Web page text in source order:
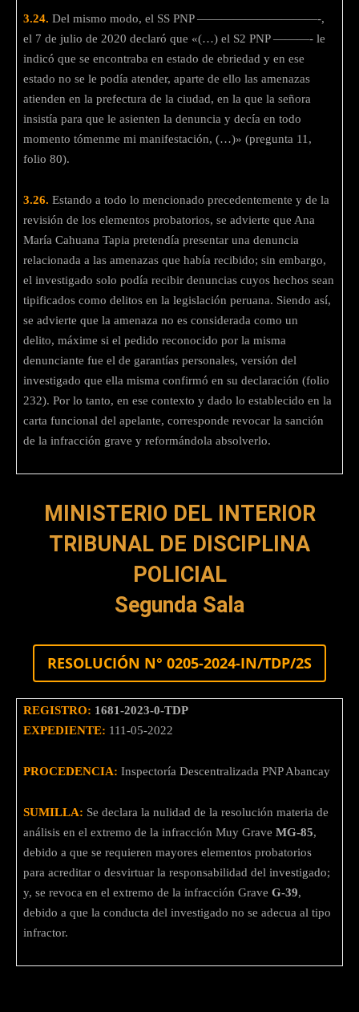
3.24. Del mismo modo, el SS PNP ——————————-,
el 7 de julio de 2020 declaró que «(…) el S2 PNP ———- le
indicó que se encontraba en estado de ebriedad y en ese
estado no se le podía atender, aparte de ello las amenazas
atienden en la prefectura de la ciudad, en la que la señora
insistía para que le asienten la denuncia y decía en todo
momento tómenme mi manifestación, (…)» (pregunta 11,
folio 80).
3.26. Estando a todo lo mencionado precedentemente y de la
revisión de los elementos probatorios, se advierte que Ana
María Cahuana Tapia pretendía presentar una denuncia
relacionada a las amenazas que había recibido; sin embargo,
el investigado solo podía recibir denuncias cuyos hechos sean
tipificados como delitos en la legislación peruana. Siendo así,
se advierte que la amenaza no es considerada como un
delito, máxime si el pedido reconocido por la misma
denunciante fue el de garantías personales, versión del
investigado que ella misma confirmó en su declaración (folio
232). Por lo tanto, en ese contexto y dado lo establecido en la
carta funcional del apelante, corresponde revocar la sanción
de la infracción grave y reformándola absolverlo.
MINISTERIO DEL INTERIOR
TRIBUNAL DE DISCIPLINA
POLICIAL
Segunda Sala
RESOLUCIÓN N° 0205-2024-IN/TDP/2S
REGISTRO: 1681-2023-0-TDP
EXPEDIENTE: 111-05-2022
PROCEDENCIA: Inspectoría Descentralizada PNP Abancay
SUMILLA: Se declara la nulidad de la resolución materia de
análisis en el extremo de la infracción Muy Grave MG-85,
debido a que se requieren mayores elementos probatorios
para acreditar o desvirtuar la responsabilidad del investigado;
y, se revoca en el extremo de la infracción Grave G-39,
debido a que la conducta del investigado no se adecua al tipo
infractor.